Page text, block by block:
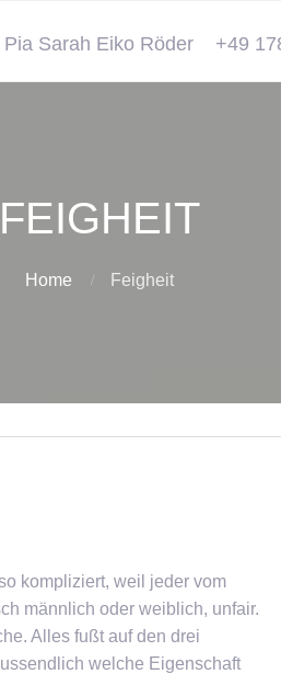
Pia Sarah Eiko Röder +49
FEIGHEIT
Home Feigheit
kompliziert, weil jeder vom
männlich oder weiblich, unfair.
Alles fußt auf den drei
welche Eigenschaft